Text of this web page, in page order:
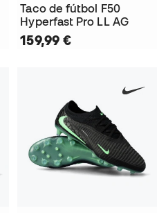
Taco de fútbol F50
Hyperfast Pro LL AG
159,99 €